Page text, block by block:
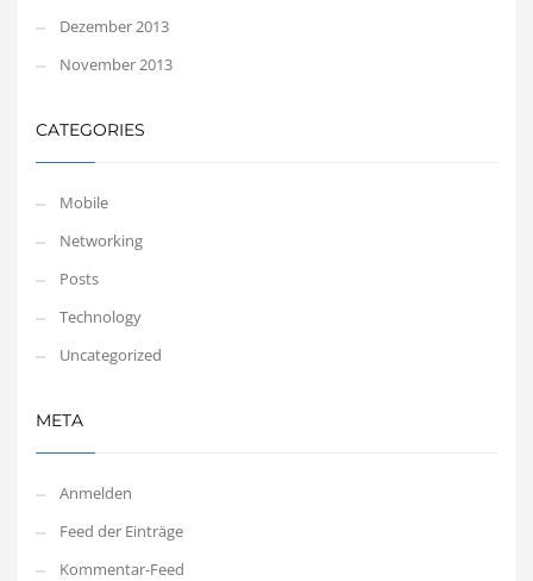
Dezember 2013
November 2013
CATEGORIES
Mobile
Networking
Posts
Technology
Uncategorized
META
Anmelden
Feed der Einträge
Kommentar-Feed